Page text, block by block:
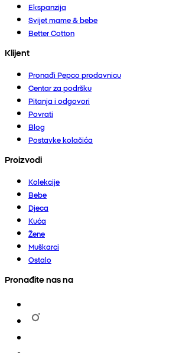
Ekspanzija
Svijet mame & bebe
Better Cotton
Klijent
Pronađi Pepco prodavnicu
Centar za podršku
Pitanja i odgovori
Povrati
Blog
Postavke kolačića
Proizvodi
Kolekcije
Bebe
Djeca
Kuća
Žene
Muškarci
Ostalo
Pronađite nas na